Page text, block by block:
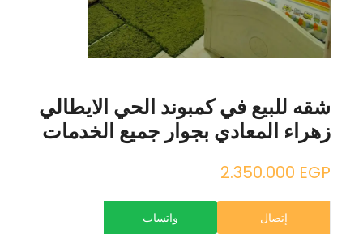
شقه للبيع في كمبوند الحي الايطالي
زهراء المعادي بجوار جميع الخدمات
2.350.000 EGP
إتصال واتساب